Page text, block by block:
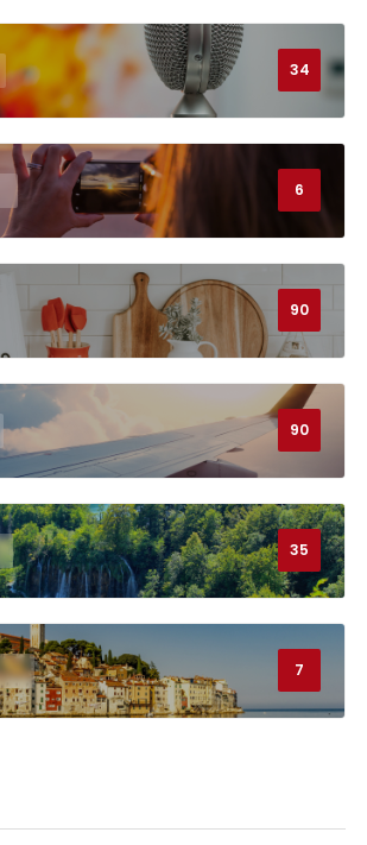
34
6
90
90
35
7